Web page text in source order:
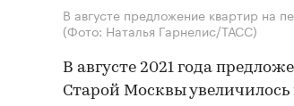
В августе предложение квартир на
(Фото: Наталья Гарнелис/ТАСС)
В августе 2021 года
Старой Москвы